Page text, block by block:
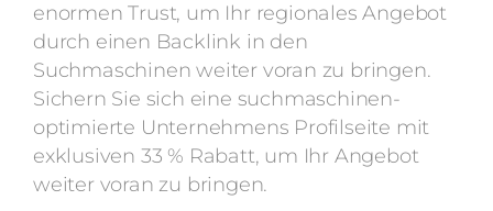
enormen Trust, um Ihr regionales Angebot
durch einen Backlink in den
Suchmaschinen weiter voran zu bringen.
Sichern Sie sich eine suchmaschinen-
optimierte Unternehmens Profilseite mit
exklusiven 33 % Rabatt, um Ihr Angebot
weiter voran zu bringen.